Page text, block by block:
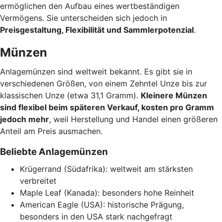
ermöglichen den Aufbau eines wertbeständigen
Vermögens. Sie unterscheiden sich jedoch in
Preisgestaltung, Flexibilität und Sammlerpotenzial.
Münzen
Anlagemünzen sind weltweit bekannt. Es gibt sie in
verschiedenen Größen, von einem Zehntel Unze bis zur
klassischen Unze (etwa 31,1 Gramm). Kleinere Münzen
sind flexibel beim späteren Verkauf, kosten pro Gramm
jedoch mehr, weil Herstellung und Handel einen größeren
Anteil am Preis ausmachen.
Beliebte Anlagemünzen
Krügerrand (Südafrika): weltweit am stärksten
verbreitet
Maple Leaf (Kanada): besonders hohe Reinheit
American Eagle (USA): historische Prägung,
besonders in den USA stark nachgefragt